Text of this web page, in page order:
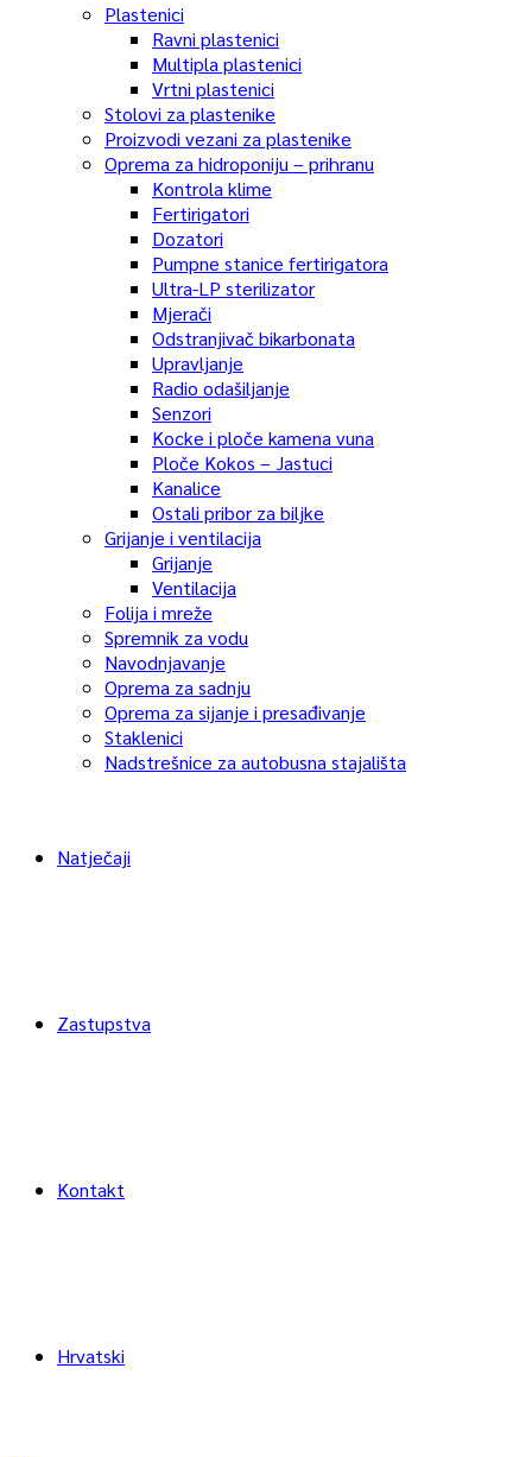
Plastenici
Ravni plastenici
Multipla plastenici
Vrtni plastenici
Stolovi za plastenike
Proizvodi vezani za plastenike
Oprema za hidroponiju – prihranu
Kontrola klime
Fertirigatori
Dozatori
Pumpne stanice fertirigatora
Ultra-LP sterilizator
Mjerači
Odstranjivač bikarbonata
Upravljanje
Radio odašiljanje
Senzori
Kocke i ploče kamena vuna
Ploče Kokos – Jastuci
Kanalice
Ostali pribor za biljke
Grijanje i ventilacija
Grijanje
Ventilacija
Folija i mreže
Spremnik za vodu
Navodnjavanje
Oprema za sadnju
Oprema za sijanje i presađivanje
Staklenici
Nadstrešnice za autobusna stajališta
Natječaji
Zastupstva
Kontakt
Hrvatski